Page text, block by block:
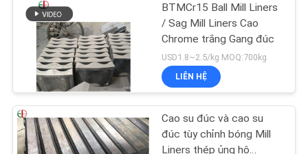
KIỂM
SOÁT
CHẤT
LƯỢNG
LIÊN
BTMCr15 Ball Mill Liners
/ Sag Mill Liners Cao
Chrome trắng Gang đúc
USD1.8~2.5/kg MOQ:700kg
LIÊN HỆ
Cao su đúc và cao su
đúc tùy chỉnh bóng Mill
Liners thép ủng hộ